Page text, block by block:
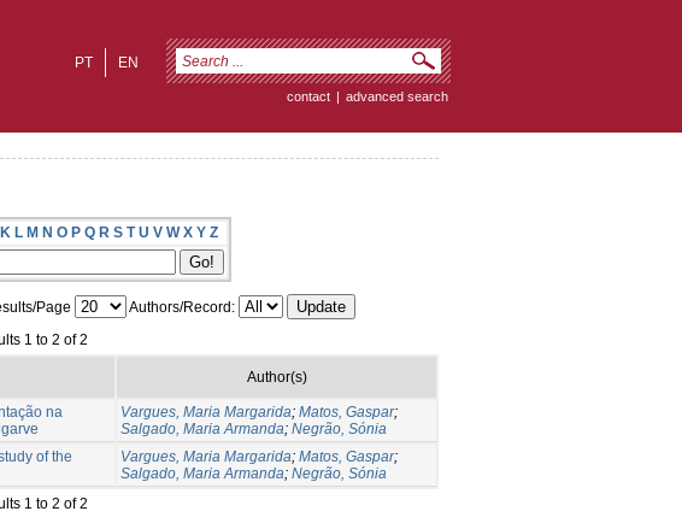
EN
PT
contact | advanced search
K L M N O P Q R S T U V W X Y Z
Page
Authors/Record:
1 to 2 of 2
Author(s)
na
Vargues, Maria Margarida; Matos, Gaspar;
Salgado, Maria Armanda; Negrão, Sónia
of the
Vargues, Maria Margarida; Matos, Gaspar;
Salgado, Maria Armanda; Negrão, Sónia
1 to 2 of 2